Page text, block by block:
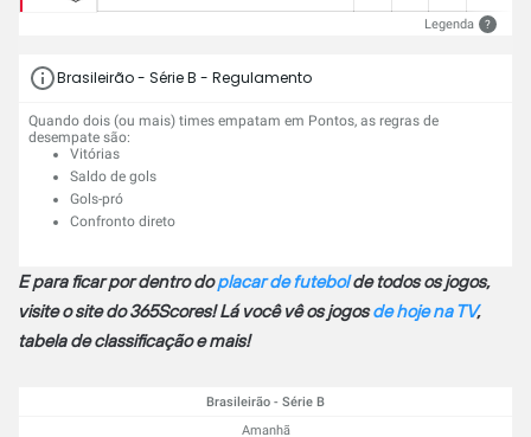
Legenda ?
Brasileirão - Série B - Regulamento
Quando dois (ou mais) times empatam em Pontos, as regras de
desempate são:
Vitórias
Saldo de gols
Gols-pró
Confronto direto
E para ficar por dentro doplacar de futebolde todos os jogos,
visite o site do 365Scores! Lá você vê os jogosde hoje na TV,
tabela de classificação e mais!
Brasileirão - Série B
Amanhã